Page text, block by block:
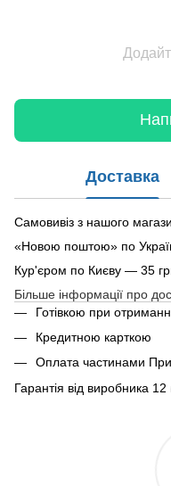
Доставка
Самовивіз з нашого
«Новою поштою» по
Кур'єром по Києву — 35
Більше інформації про
Готівкою при
Кредитною карткою
Оплата частинами
Гарантія від виробника 12